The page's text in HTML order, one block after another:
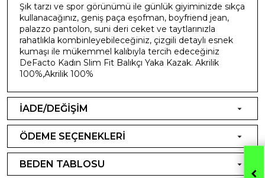
Şık tarzı ve spor görünümü ile günlük giyiminizde sıkça
kullanacağınız, geniş paça eşofman, boyfriend jean,
palazzo pantolon, suni deri ceket ve taytlarınızla
rahatlıkla kombinleyebileceğiniz, çizgili detaylı esnek
kumaşı ile mükemmel kalıbıyla tercih edeceğiniz
DeFacto Kadın Slim Fit Balıkçı Yaka Kazak. Akrilik
100%,Akrilik 100%
İADE/DEĞİŞİM
ÖDEME SEÇENEKLERİ
BEDEN TABLOSU